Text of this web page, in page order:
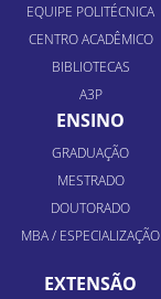
EQUIPE POLITÉCNICA
CENTRO ACADÊMICO
BIBLIOTECAS
A3P
ENSINO
GRADUAÇÃO
MESTRADO
DOUTORADO
MBA / ESPECIALIZAÇÃO
EXTENSÃO